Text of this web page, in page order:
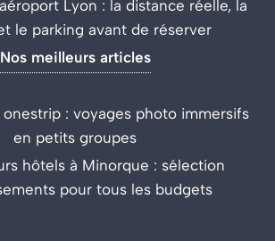
Lyon : la distance réelle, la
le parking avant de réserver
Nos meilleurs articles
: voyages photo immersifs
en petits groupes
hôtels à Minorque : sélection
pour tous les budgets